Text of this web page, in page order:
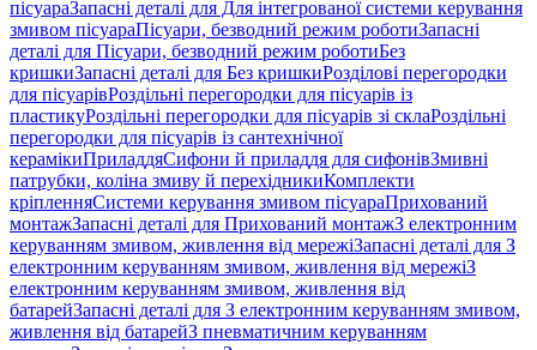
пісуараЗапасні деталі для Для інтегрованої системи керування
змивом пісуараПісуари, безводний режим роботиЗапасні
деталі для Пісуари, безводний режим роботиБез
кришкиЗапасні деталі для Без кришкиРозділові перегородки
для пісуарівРоздільні перегородки для пісуарів із
пластикуРоздільні перегородки для пісуарів зі склаРоздільні
перегородки для пісуарів із сантехнічної
керамікиПриладдяСифони й приладдя для сифонівЗмивні
патрубки, коліна змиву й перехідникиКомплекти
кріпленняСистеми керування змивом пісуараПрихований
монтажЗапасні деталі для Прихований монтажЗ електронним
керуванням змивом, живлення від мережіЗапасні деталі для З
електронним керуванням змивом, живлення від мережіЗ
електронним керуванням змивом, живлення від
батарейЗапасні деталі для З електронним керуванням змивом,
живлення від батарейЗ пневматичним керуванням